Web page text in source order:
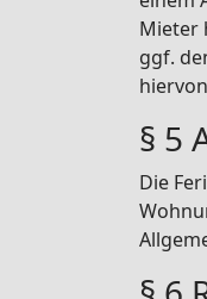
Mieter
ggf.
§ 5
Die